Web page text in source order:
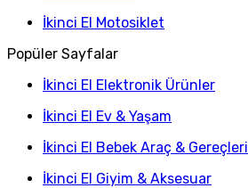
İkinci El Motosiklet
Popüler Sayfalar
İkinci El Elektronik Ürünler
İkinci El Ev & Yaşam
İkinci El Bebek Araç & Gereçleri
İkinci El Giyim & Aksesuar